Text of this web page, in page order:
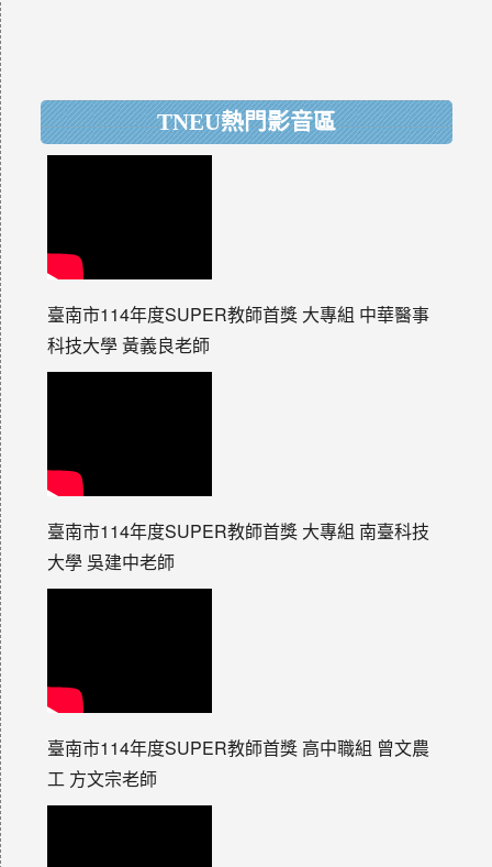
TNEU熱門影音區
臺南市114年度SUPER教師首獎 大專組 中華醫事
科技大學 黃義良老師
臺南市114年度SUPER教師首獎 大專組 南臺科技
大學 吳建中老師
臺南市114年度SUPER教師首獎 高中職組 曾文農
工 方文宗老師